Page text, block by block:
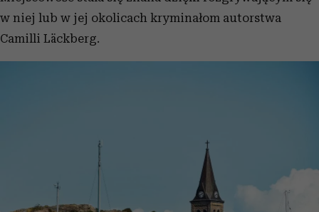
w niej lub w jej okolicach kryminałom autorstwa
Camilli Läckberg.